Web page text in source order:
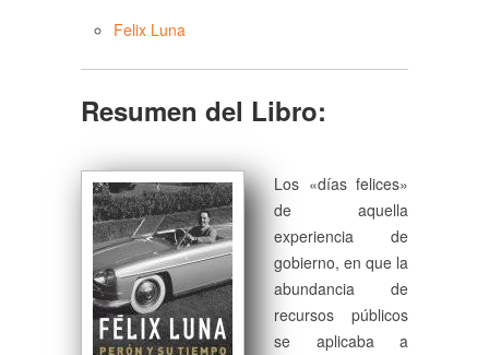
Felix Luna
Resumen del Libro:
Los «días felices»
de aquella
experiencia de
gobierno, en que la
abundancia de
recursos públicos
se aplicaba a